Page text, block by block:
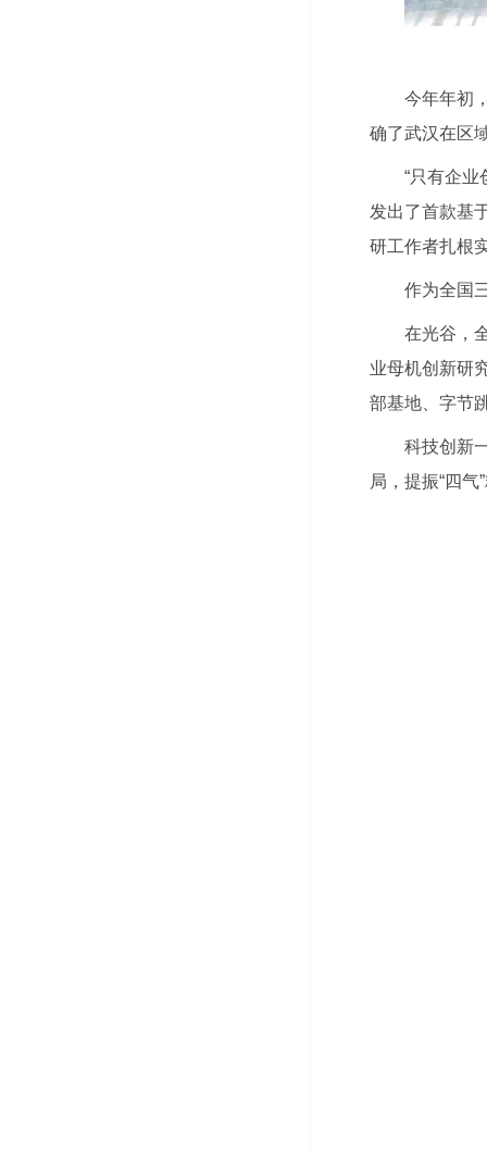
今年年初
确了武汉在区
“只有企
发出了首款基
研工作者扎根
作为全国
在光谷，
业母机创新研
部基地、字节
科技创新
局，提振“四